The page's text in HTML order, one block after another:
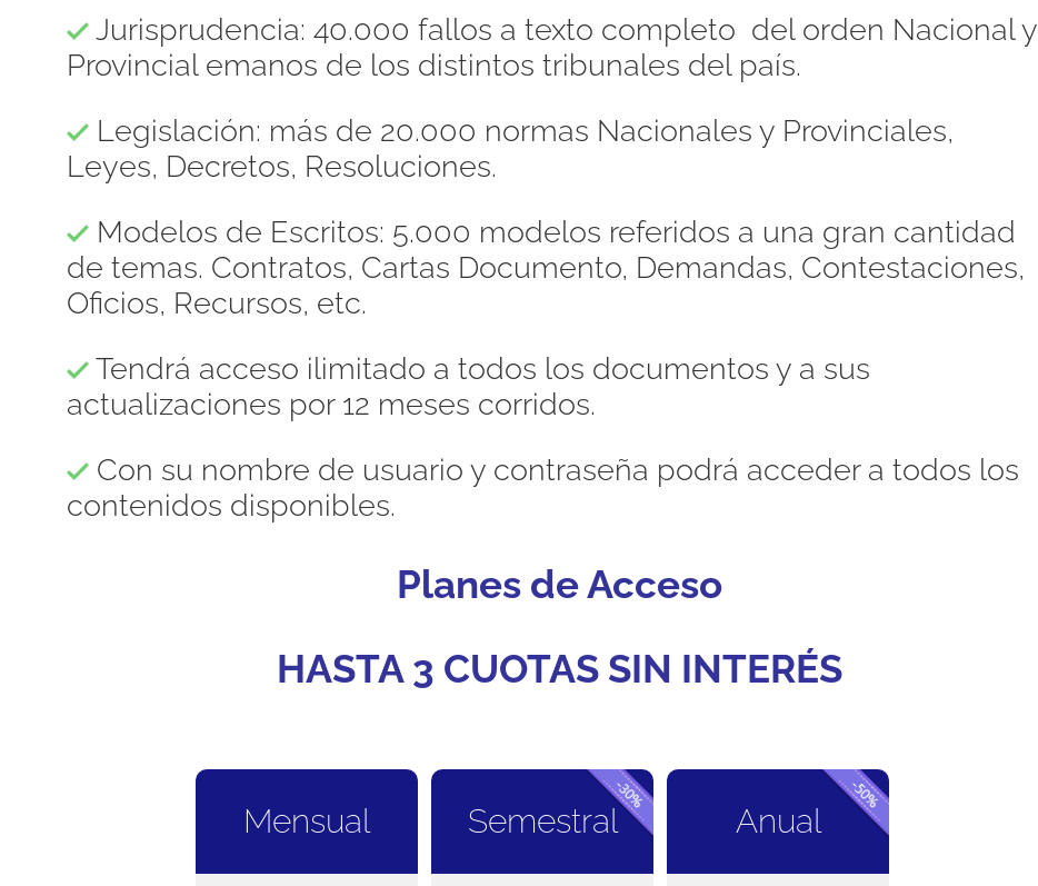
Jurisprudencia: 40.000 fallos a texto completo del orden Nacional y
Provincial emanos de los distintos tribunales del país.
Legislación: más de 20.000 normas Nacionales y Provinciales,
Leyes, Decretos, Resoluciones.
Modelos de Escritos: 5.000 modelos referidos a una gran cantidad
de temas. Contratos, Cartas Documento, Demandas, Contestaciones,
Oficios, Recursos, etc.
Tendrá acceso ilimitado a todos los documentos y a sus
actualizaciones por 12 meses corridos.
Con su nombre de usuario y contraseña podrá acceder a todos los
contenidos disponibles.
Planes de Acceso
HASTA 3 CUOTAS SIN INTERÉS
Mensual Semestral Anual